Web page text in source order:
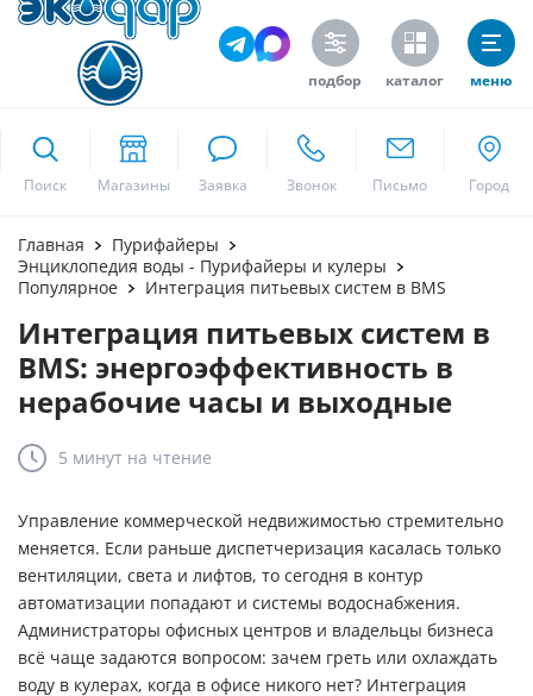
подбор каталог меню
Поиск
Москва
Главная
Пурифайеры
Энциклопедия воды - Пурифайеры и кулеры
Популярное
Интеграция питьевых систем в BMS
Интеграция питьевых систем в
BMS: энергоэффективность в
нерабочие часы и выходные
5 минут на чтение
Управление коммерческой недвижимостью стремительно
меняется. Если раньше диспетчеризация касалась только
вентиляции, света и лифтов, то сегодня в контур
автоматизации попадают и системы водоснабжения.
Администраторы офисных центров и владельцы бизнеса
всё чаще задаются вопросом: зачем греть или охлаждать
воду в кулерах, когда в офисе никого нет? Интеграция